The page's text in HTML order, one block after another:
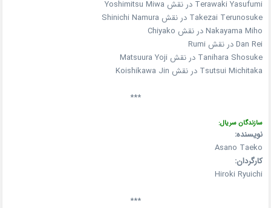
Terawaki Yasufumi در نقش Yoshimitsu Miwa
Takezai Terunosuke در نقش Shinichi Namura
Nakayama Miho در نقش Chiyako
Dan Rei در نقش Rumi
Tanihara Shosuke در نقش Matsuura Yoji
Tsutsui Michitaka در نقش Koishikawa Jin
***
سازندگان سریال:
نویسنده:
Asano Taeko
کارگردان:
Hiroki Ryuichi
***